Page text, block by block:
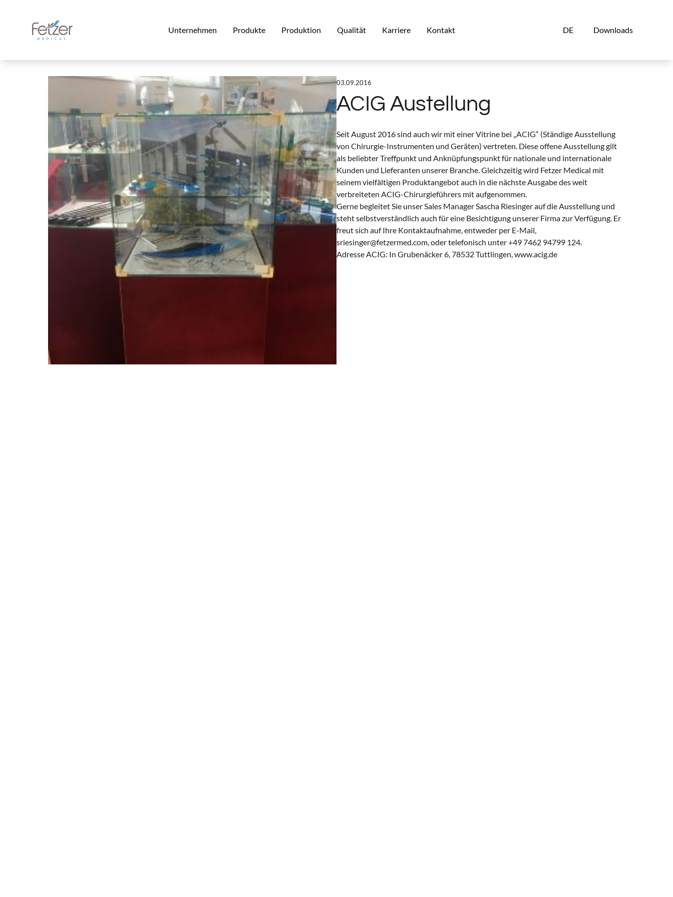
Unternehmen Produkte Produktion Qualität Karriere Kontakt DE Downloads
03.09.2016
ACIG Austellung
Seit August 2016 sind auch wir mit einer Vitrine bei „ACIG“ (Ständige Ausstellung
von Chirurgie-Instrumenten und Geräten) vertreten. Diese offene Ausstellung gilt
als beliebter Treffpunkt und Anknüpfungspunkt für nationale und internationale
Kunden und Lieferanten unserer Branche. Gleichzeitig wird Fetzer Medical mit
seinem vielfältigen Produktangebot auch in die nächste Ausgabe des weit
verbreiteten ACIG-Chirurgieführers mit aufgenommen.
Gerne begleitet Sie unser Sales Manager Sascha Riesinger auf die Ausstellung und
steht selbstverständlich auch für eine Besichtigung unserer Firma zur Verfügung. Er
freut sich auf Ihre Kontaktaufnahme, entweder per E-Mail,
sriesinger@fetzermed.com, oder telefonisch unter +49 7462 94799 124.
Adresse ACIG: In Grubenäcker 6, 78532 Tuttlingen, www.acig.de